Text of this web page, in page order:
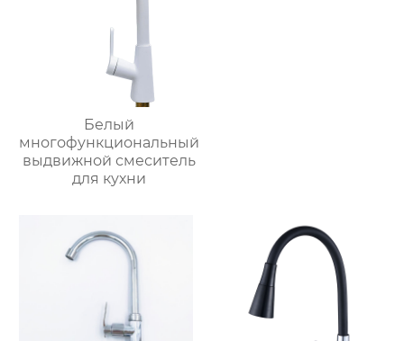
Белый
многофункциональный
выдвижной смеситель
для кухни